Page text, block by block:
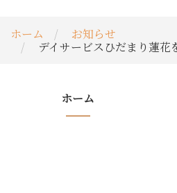
ホーム
お知らせ
デイサービスひだまり蓮花
ホーム